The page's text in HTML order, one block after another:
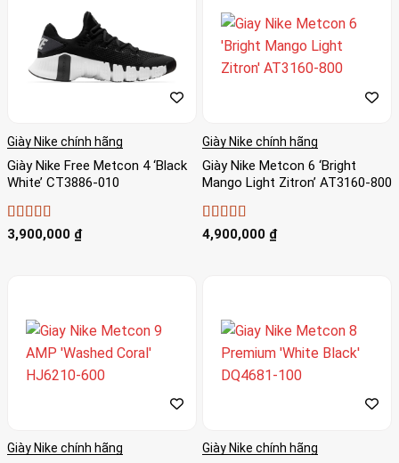
Giày Nike chính hãng
Giày Nike Free Metcon 4 ‘Black
White’ CT3886-010
Được xếp
3,900,000 ₫
Giày Nike chính hãng
Giày Nike Metcon 6 ‘Bright
Mango Light Zitron’ AT3160-800
Được xếp
4,900,000 ₫
Giày Nike chính hãng Giày Nike chính hãng